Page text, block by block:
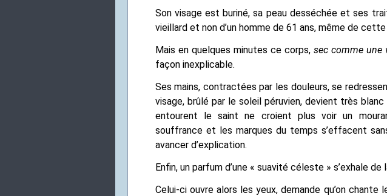
Son visage est buriné, sa peau desséchée et ses
vieillard et non d’un homme de 61 ans, même de
Mais en quelques minutes ce corps, sec comme une
façon inexplicable.
Ses mains, contractées par les douleurs, se
visage, brûlé par le soleil péruvien, devient très
entourent le saint ne croient plus voir un
souffrance et les marques du temps s’effacent
avancer d’explication.
Enfin, un parfum d’une « suavité céleste » s’exhale de
Celui-ci ouvre alors les yeux, demande qu’on chante